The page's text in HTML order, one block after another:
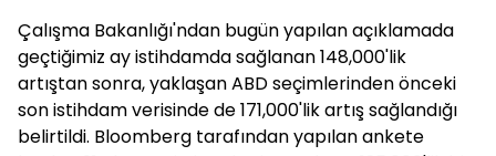
Çalışma Bakanlığı'ndan bugün yapılan açıklamada
geçtiğimiz ay istihdamda sağlanan 148,000'lik
artıştan sonra, yaklaşan ABD seçimlerinden önceki
son istihdam verisinde de 171,000'lik artış sağlandığı
belirtildi. Bloomberg tarafından yapılan ankete